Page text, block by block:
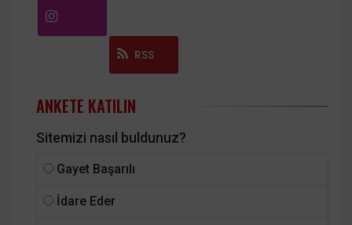
RSS
ANKETE KATILIN
Sitemizi nasıl buldunuz?
Gayet Başarılı
İdare Eder